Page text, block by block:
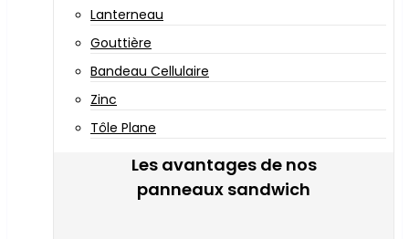
Lanterneau
Gouttière
Bandeau Cellulaire
Zinc
Tôle Plane
Les avantages de nos
panneaux sandwich